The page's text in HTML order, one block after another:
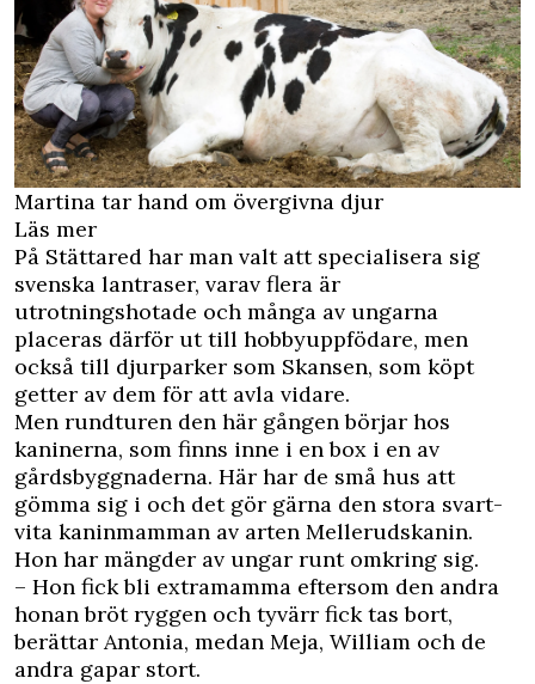
Martina tar hand om övergivna djur
Läs mer
På Stättared har man valt att specialisera sig
svenska lantraser, varav flera är
utrotningshotade och många av ungarna
placeras därför ut till hobbyuppfödare, men
också till djurparker som Skansen, som köpt
getter av dem för att avla vidare.
Men rundturen den här gången börjar hos
kaninerna, som finns inne i en box i en av
gårdsbyggnaderna. Här har de små hus att
gömma sig i och det gör gärna den stora svart-
vita kaninmamman av arten Mellerudskanin.
Hon har mängder av ungar runt omkring sig.
– Hon fick bli extramamma eftersom den andra
honan bröt ryggen och tyvärr fick tas bort,
berättar Antonia, medan Meja, William och de
andra gapar stort.